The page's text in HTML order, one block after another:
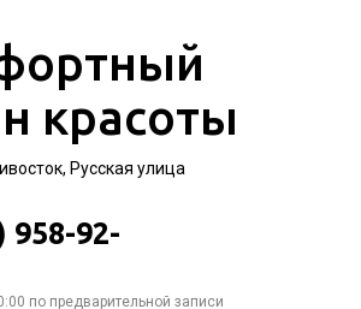
красоты
Русская улица
958-92-
по предварительной записи